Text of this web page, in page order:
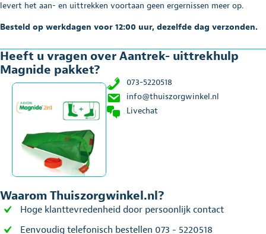
levert het aan- en uittrekken voortaan geen ergernissen meer op.
Besteld op werkdagen voor 12:00 uur, dezelfde dag verzonden.
Heeft u vragen over Aantrek- uittrekhulp
Magnide pakket?
073-5220518
info@thuiszorgwinkel.nl
Livechat
Waarom Thuiszorgwinkel.nl?
Hoge klanttevredenheid door persoonlijk contact
Eenvoudig telefonisch bestellen 073 - 5220518